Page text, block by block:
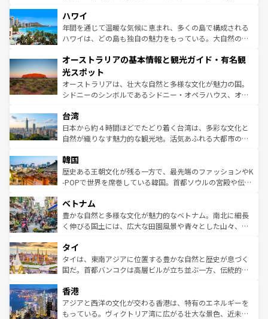
着のスイス情報は
のような巨大都市は、観光、ショッピング、エンターテイ
ンメントが詰まった刺激的なスポットだ。一方、アメリカ
西部には大自然が広がり、グランドキャニオンやイエロー
部のニューオーリンズでは、音楽と美食が融合した独特の
文化が魅力。旅行者はアメリカの各地域で異なる魅力を楽
しみながら、その多様性と豊かな歴史を感じることができ
るだろう。車でのロードトリップや列車の旅も、アメリカ
情報は
ハワイ
年間を通じて温暖な気候に恵まれ、多くの島で構成される
ハワイは、どの島も独自の魅力をもっている。大自然の神
ワイ島は見逃せない。また、定番の観光地といえばオアフ
島だが、静かな自然を求めるならマウイ島やカウアイ島が
おすすめ。エメラルドグリーンに輝く海をはじめ、豊かな
文化や歴史が息づいている。「アロハスピリット」と呼ば
人々、おいしいローカルフードやハワイアンミュージッ
ク、伝統的なフラダンスなど、すべてがハワイの魅力を彩
っている。訪れるたびに新しい発見と感動が待っているハ
はコンテンツ一覧
オーストラリアの基本情報と観光ガイド・有名観
光スポット
オーストラリアは、壮大な自然と多様な文化が魅力の国。
シドニーのシンボルであるシドニー・オペラハウス、オー
リアリーフや大陸中央部にそびえるウルル（エアーズロッ
ク）、タスマニアの美しい原生林やケアンズの熱帯雨林な
ど、見どころがたくさん。また、カフェやワイン、オージ
いる。アクティビティも充実しており、サーフィンやダイ
ビング、ハイキングなど、アウトドア好きにはたまらな
い。オーストラリアの多彩な魅力を存分に味わいつくそ
参照してほしい。
台湾
日本から約４時間ほどでたどり着く台湾は、多彩な文化と
自然が織りなす魅力的な観光地。活気あふれる大都市の台
ン）、静ひつな山岳地帯である台湾東部など、都市の喧騒
と山間の静けさが共存しており、訪れる人に新しい発見と
驚きをもたらしてくれる。また、奥深い台湾の食文化も魅
容にもいいと評判のスイーツなど、バラエティ豊かな料理
が味わえる。 なお、新着の台湾情報は コンテンツ一覧を参
照してほしい。
韓国
歴史ある王朝文化が残る一方で、最先端のファッションやK
-POPで世界を席巻している韓国。首都ソウルの宮殿や伝統
き、地方に足を延ばせば四季折々の自然美を楽しむことが
できる。そして、キムチや焼肉、絶品のストリートフード
まで、さまざまな韓国料理が待っている。夜には、韓国な
リティに包まれながら、韓国の多彩な魅力を心ゆくまで味
わってみてほしい。 なお、新着の韓国情報はコンテンツ一
覧を参照してほしい。
ベトナム
豊かな自然と多様な文化が魅力的なベトナム。南北に細長
く伸びる国土には、広大な田園風景や青々とした山々、世
急速な発展と共に伝統が息づく。ハノイの古い町並みやホ
ーチミン市のフランス統治時代の建物も、独特の雰囲気を
醸し出している。また、バラエティの豊かさとおいしさで
とつ。フォーやバインミー、ベトナムコーヒーなどは、ぜ
ひ現地で味わいたい。どの地域を訪れてもあたたかい人々
が旅行者を迎えてくれるので、きっと忘れられない旅にな
タイ
タイは、東南アジアに位置する豊かな自然と歴史が息づく
国だ。首都バンコクは高層ビルが立ち並ぶ一方、伝統的な
の活気が交差している。北部ではチェンマイなどの山岳地
帯で自然と触れ合い、南部ではプーケットやクラビの美し
いビーチでリゾート気分を楽しむことができる。タイ料理
香港
アジアと西洋の文化が交わる香港は、特有のエネルギーを
もっている。ヴィクトリア湾に広がる壮大な景色、近未来